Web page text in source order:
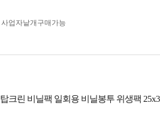
사업자 낱개구매가능
탑크린 비닐팩 일회용 비닐봉투 위생팩